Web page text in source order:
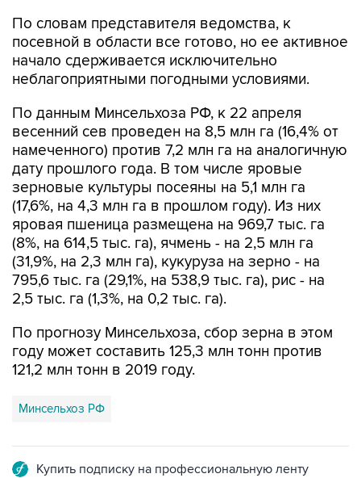
По словам представителя ведомства, к
посевной в области все готово, но ее активное
начало сдерживается исключительно
неблагоприятными погодными условиями.
По данным Минсельхоза РФ, к 22 апреля
весенний сев проведен на 8,5 млн га (16,4% от
намеченного) против 7,2 млн га на аналогичную
дату прошлого года. В том числе яровые
зерновые культуры посеяны на 5,1 млн га
(17,6%, на 4,3 млн га в прошлом году). Из них
яровая пшеница размещена на 969,7 тыс. га
(8%, на 614,5 тыс. га), ячмень - на 2,5 млн га
(31,9%, на 2,3 млн га), кукуруза на зерно - на
795,6 тыс. га (29,1%, на 538,9 тыс. га), рис - на
2,5 тыс. га (1,3%, на 0,2 тыс. га).
По прогнозу Минсельхоза, сбор зерна в этом
году может составить 125,3 млн тонн против
121,2 млн тонн в 2019 году.
Минсельхоз РФ
Купить подписку на профессиональную ленту